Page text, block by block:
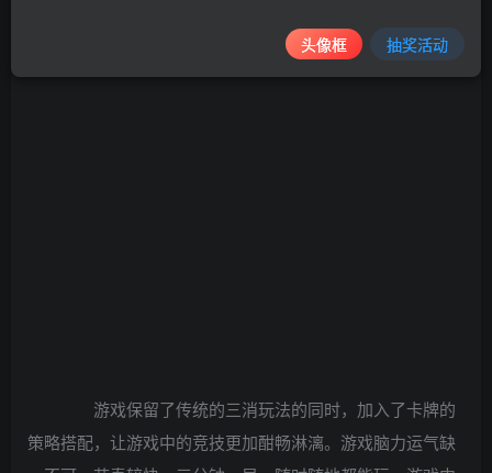
游戏保留了传统的三消玩法的同时，加入了卡牌的
策略搭配，让游戏中的竞技更加酣畅淋漓。游戏脑力运气缺
头像框 抽奖活动